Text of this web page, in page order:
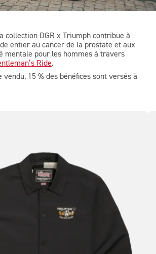
collection DGR x Triumph contribue à
entier au cancer de la prostate et aux
mentale pour les hommes à travers
Ride.
vendu, 15 % des bénéfices sont versés à